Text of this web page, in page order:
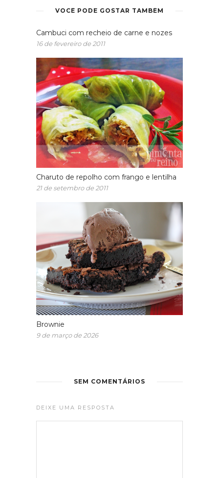
VOCÊ PODE GOSTAR TAMBÉM
Cambuci com recheio de carne e nozes
16 de fevereiro de 2011
Charuto de repolho com frango e lentilha
21 de setembro de 2011
Brownie
9 de março de 2026
SEM COMENTÁRIOS
DEIXE UMA RESPOSTA